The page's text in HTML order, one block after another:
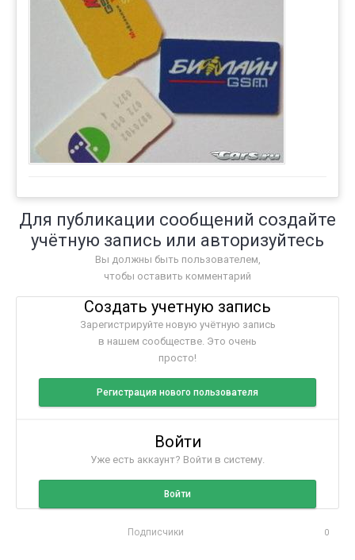
Для публикации сообщений создайте
учётную запись или авторизуйтесь
Вы должны быть пользователем,
чтобы оставить комментарий
Создать учетную запись
Зарегистрируйте новую учётную запись
в нашем сообществе. Это очень
просто!
Регистрация нового пользователя
Войти
Уже есть аккаунт? Войти в систему.
Войти
Подписчики 0